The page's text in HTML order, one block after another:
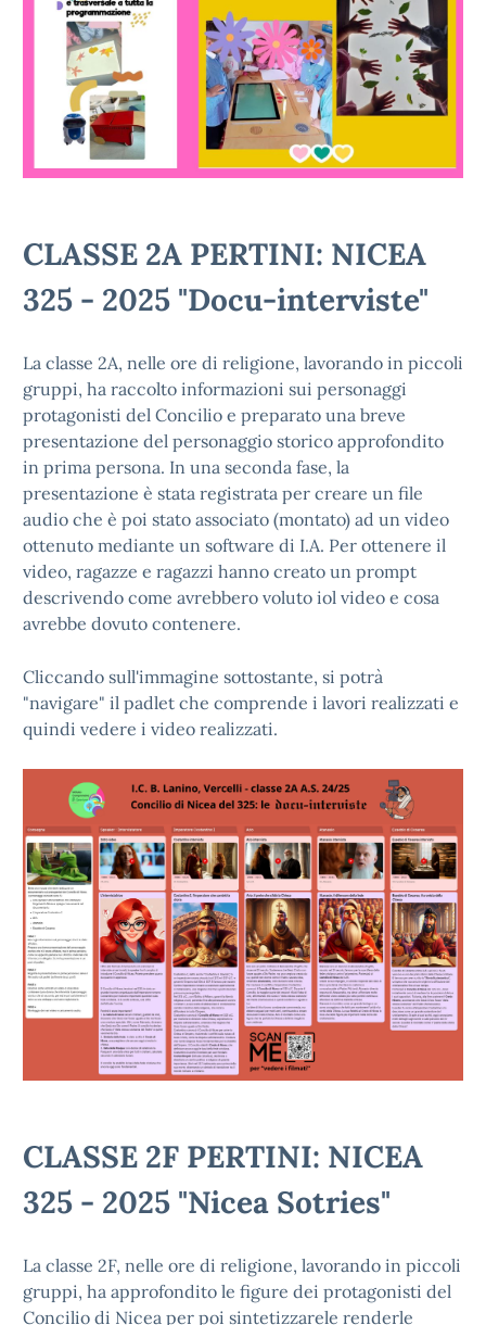
CLASSE 2A PERTINI: NICEA
325 - 2025 "Docu-interviste"
La classe 2A, nelle ore di religione, lavorando in piccoli
gruppi, ha raccolto informazioni sui personaggi
protagonisti del Concilio e preparato una breve
presentazione del personaggio storico approfondito
in prima persona. In una seconda fase, la
presentazione è stata registrata per creare un file
audio che è poi stato associato (montato) ad un video
ottenuto mediante un software di I.A. Per ottenere il
video, ragazze e ragazzi hanno creato un prompt
descrivendo come avrebbero voluto iol video e cosa
avrebbe dovuto contenere.
Cliccando sull'immagine sottostante, si potrà
"navigare" il padlet che comprende i lavori realizzati e
quindi vedere i video realizzati.
CLASSE 2F PERTINI: NICEA
325 - 2025 "Nicea Sotries"
La classe 2F, nelle ore di religione, lavorando in piccoli
gruppi, ha approfondito le figure dei protagonisti del
Concilio di Nicea per poi sintetizzarele renderle